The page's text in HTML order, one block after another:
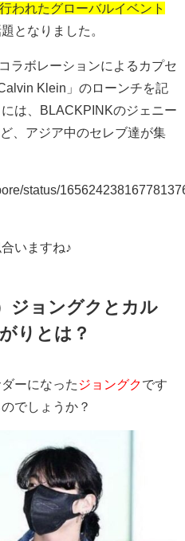
われたグローバルイベント
となりました。
コラボレーションによるカプセ
Klein」のローンチを記
は 、BLACKPINKのジェニー
、アジア中のセレブ達が集
status/
いますね♪
ジョングクとカル
りとは？
ーになった ジョングクです
でしょうか？